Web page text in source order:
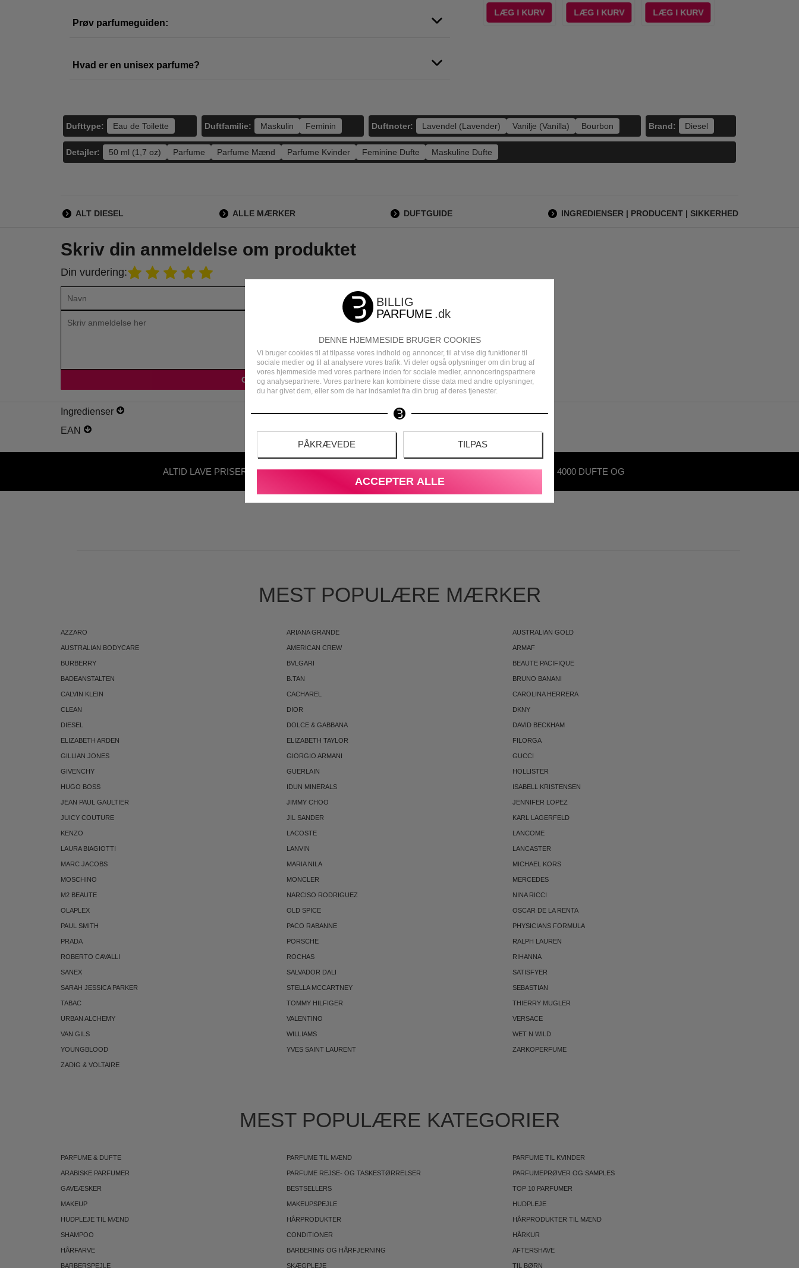
DENNE HJEMMESIDE BRUGER COOKIES
Vi bruger cookies til at tilpasse vores indhold og annoncer, til at vise dig funktioner til
sociale medier og til at analysere vores trafik. Vi deler også oplysninger om din brug af
vores hjemmeside med vores partnere inden for sociale medier, annonceringspartnere
og analysepartnere. Vores partnere kan kombinere disse data med andre oplysninger,
du har givet dem, eller som de har indsamlet fra din brug af deres tjenester.
PÅKRÆVEDE TILPAS
ACCEPTER ALLE
Prøv parfumeguiden:
Hvad er en unisex parfume?
LÆG I KURV
LÆG I KURV
LÆG I KURV
Dufttype: Eau de Toilette Duftfamilie: Maskulin Feminin Duftnoter: Lavendel (Lavender) Vanilje (Vanilla) Bourbon Brand: Diesel
Detajler: 50 ml (1,7 oz) Parfume Parfume Mænd Parfume Kvinder Feminine Dufte Maskuline Dufte
ALT DIESEL ALLE MÆRKER DUFTGUIDE INGREDIENSER | PRODUCENT | SIKKERHED
Skriv din anmeldelse om produktet
Din vurdering:
Ingredienser
EAN
ALTID LAVE PRISER - UDEN DANSK E-MÆRKET WEBSHOP OVER 4000 DUFTE OG
MEST POPULÆRE MÆRKER
AZZARO ARIANA GRANDE AUSTRALIAN GOLD
AUSTRALIAN BODYCARE AMERICAN CREW ARMAF
BURBERRY BVLGARI BEAUTE PACIFIQUE
BADEANSTALTEN B.TAN BRUNO BANANI
CALVIN KLEIN CACHAREL CAROLINA HERRERA
CLEAN DIOR DKNY
DIESEL DOLCE & GABBANA DAVID BECKHAM
ELIZABETH ARDEN ELIZABETH TAYLOR FILORGA
GILLIAN JONES GIORGIO ARMANI GUCCI
GIVENCHY GUERLAIN HOLLISTER
HUGO BOSS IDUN MINERALS ISABELL KRISTENSEN
JEAN PAUL GAULTIER JIMMY CHOO JENNIFER LOPEZ
JUICY COUTURE JIL SANDER KARL LAGERFELD
KENZO LACOSTE LANCOME
LAURA BIAGIOTTI LANVIN LANCASTER
MARC JACOBS MARIA NILA MICHAEL KORS
MOSCHINO MONCLER MERCEDES
M2 BEAUTE NARCISO RODRIGUEZ NINA RICCI
OLAPLEX OLD SPICE OSCAR DE LA RENTA
PAUL SMITH PACO RABANNE PHYSICIANS FORMULA
PRADA PORSCHE RALPH LAUREN
ROBERTO CAVALLI ROCHAS RIHANNA
SANEX SALVADOR DALI SATISFYER
SARAH JESSICA PARKER STELLA MCCARTNEY SEBASTIAN
TABAC TOMMY HILFIGER THIERRY MUGLER
URBAN ALCHEMY VALENTINO VERSACE
VAN GILS WILLIAMS WET N WILD
YOUNGBLOOD YVES SAINT LAURENT ZARKOPERFUME
ZADIG & VOLTAIRE
MEST POPULÆRE KATEGORIER
PARFUME & DUFTE PARFUME TIL MÆND PARFUME TIL KVINDER
ARABISKE PARFUMER PARFUME REJSE- OG TASKESTØRRELSER PARFUMEPRØVER OG SAMPLES
GAVEÆSKER BESTSELLERS TOP 10 PARFUMER
MAKEUP MAKEUPSPEJLE HUDPLEJE
HUDPLEJE TIL MÆND HÅRPRODUKTER HÅRPRODUKTER TIL MÆND
SHAMPOO CONDITIONER HÅRKUR
HÅRFARVE BARBERING OG HÅRFJERNING AFTERSHAVE
BARBERSPEJLE SKÆGPLEJE TIL BØRN